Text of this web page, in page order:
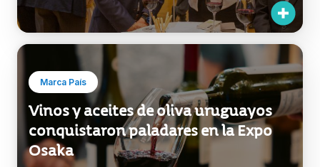
Marca País
Vinos y aceites de oliva uruguayos
conquistaron paladares en la Expo
Osaka